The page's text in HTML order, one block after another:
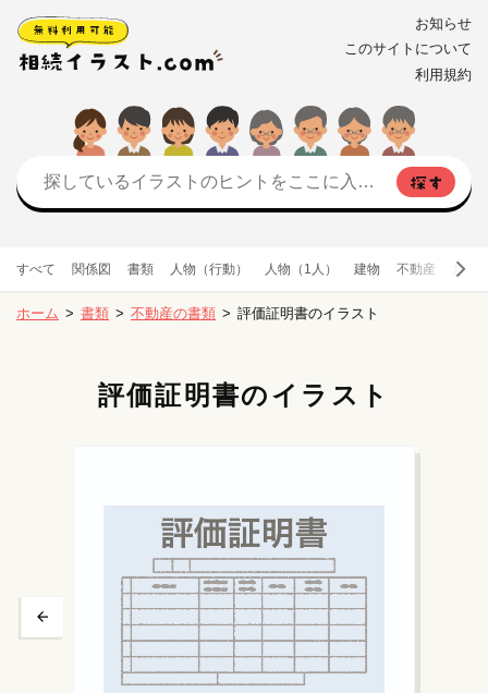
お知らせ
このサイトについて
利用規約
すべて 関係図 書類 人物（行動） 人物（1人） 建物 不動産 お金
ホーム 書類 不動産の書類 評価証明書のイラスト
評価証明書のイラスト